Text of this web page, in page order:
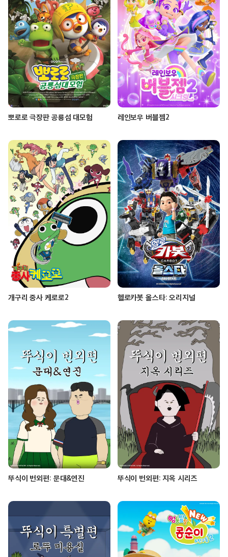
뽀로로 극장판 공룡섬 대모험 레인보우 버블젬2
개구리 중사 케로로2 헬로카봇 올스타: 오리지널
뚜식이 번외편: 문대&연진 뚜식이 번외편: 지옥 시리즈